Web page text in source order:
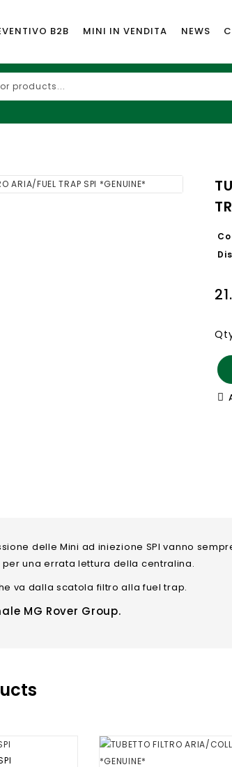
B2B MINI IN VENDITA NEWS
delle Mini ad iniezione SPI vanno
una errata lettura della centralina.
va dalla scatola filtro alla fuel trap.
MG Rover Group.